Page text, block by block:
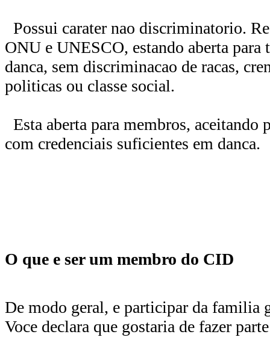
Possui carater nao discriminatorio.
ONU e UNESCO, estando aberta para
danca, sem discriminacao de racas,
politicas ou classe social.
Esta aberta para membros, aceitando
com credenciais suficientes em danca.
O que e ser um membro do CID
De modo geral, e participar da familia
Voce declara que gostaria de fazer